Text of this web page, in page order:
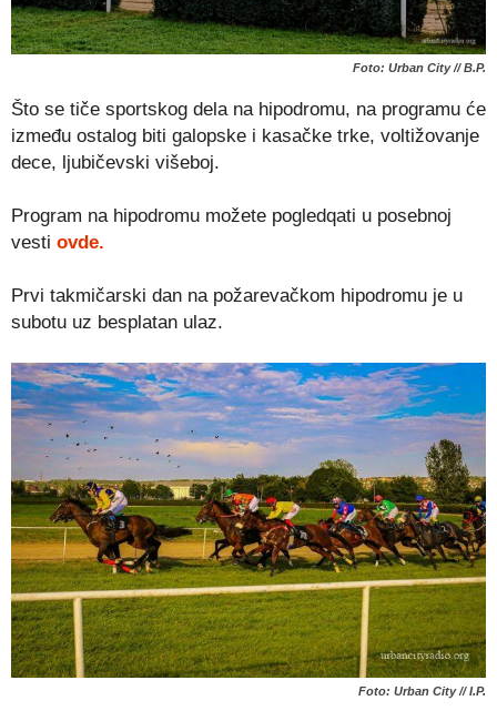
Foto: Urban City // B.P.
Što se tiče sportskog dela na hipodromu, na programu će
između ostalog biti galopske i kasačke trke, voltižovanje
dece, ljubičevski višeboj.
Program na hipodromu možete pogledqati u posebnoj
vesti ovde.
Prvi takmičarski dan na požarevačkom hipodromu je u
subotu uz besplatan ulaz.
Foto: Urban City // I.P.